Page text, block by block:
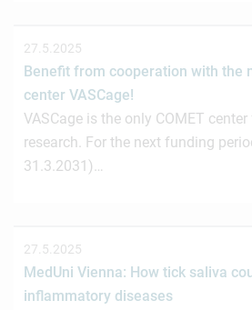
27.5.2025
Benefit from cooperation with the
center VASCage!
VASCage is the only COMET
research. For the next funding
31.3.2031)…
27.5.2025
MedUni Vienna: How tick saliva
inflammatory diseases